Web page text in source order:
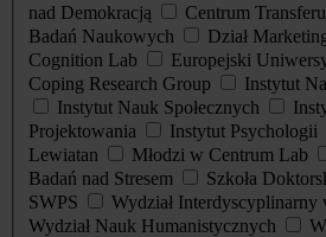
nad Demokracją
Centrum
Badań Naukowych
Dział
Cognition Lab
Europejski
Coping Research Group
Instytut
Instytut Nauk Społecznych
Projektowania
Instytut Psychologii
Lewiatan
Młodzi w Centrum Lab
Badań nad Stresem
Szkoła
SWPS
Wydział
Wydział Nauk Humanistycznych